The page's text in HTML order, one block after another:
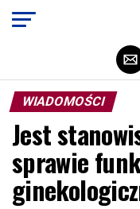
WIADOMOŚCI
Jest
sprawie